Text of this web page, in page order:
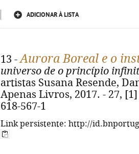
ADICIONAR À LISTA
13 -Aurora Boreal e o
universo de o princípio
artistas Susana Resende,
Apenas Livros, 2017. - 27,
618-567-1
Link persistente: http://